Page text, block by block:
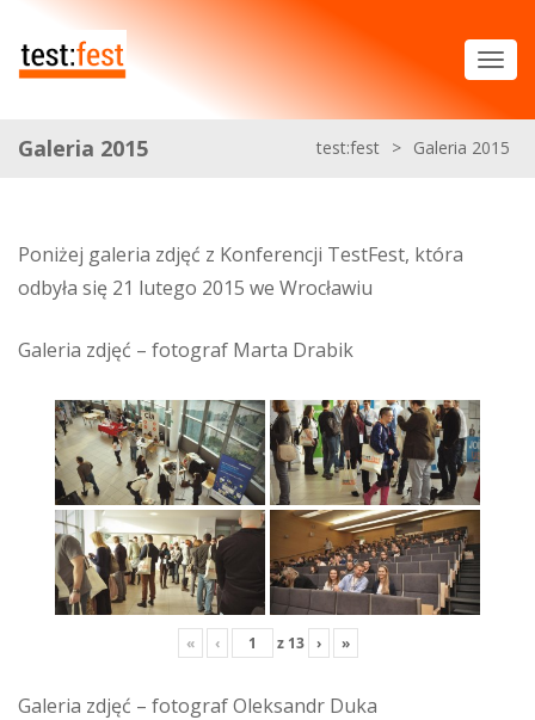
Galeria 2015 test:fest > Galeria 2015
Poniżej galeria zdjęć z Konferencji TestFest, która
odbyła się 21 lutego 2015 we Wrocławiu
Galeria zdjęć – fotograf Marta Drabik
« ‹ z 13 › »
Galeria zdjęć – fotograf Oleksandr Duka